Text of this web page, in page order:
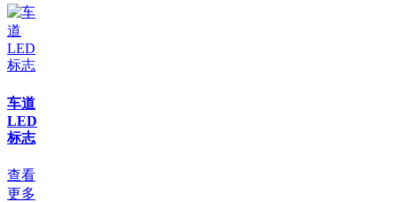
车道
LED
标志
查看
更多